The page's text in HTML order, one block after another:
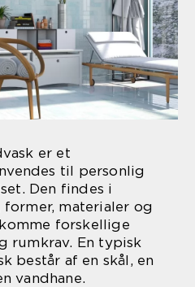
er et
til personlig
Den findes i
materialer og
forskellige
rumkrav. En typisk
består af en skål, en
vandhane.